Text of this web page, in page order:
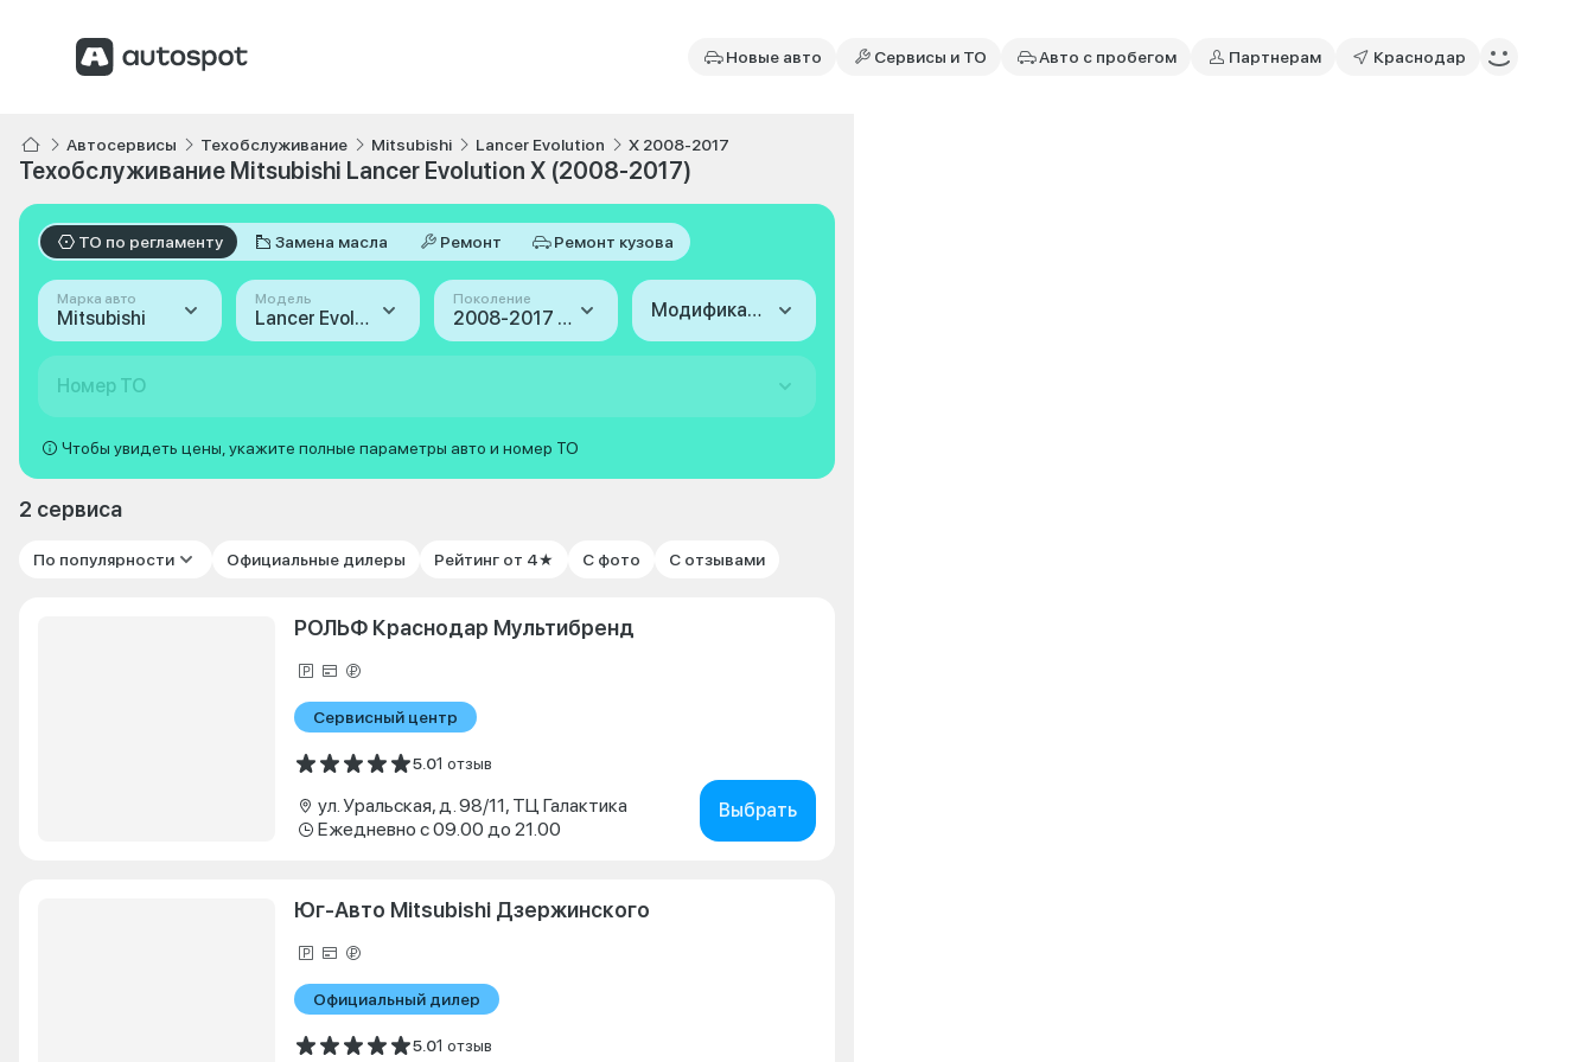
Новые авто Сервисы и ТО Авто с пробегом Партнерам Краснодар
Автосервисы Техобслуживание Mitsubishi Lancer Evolution X 2008-2017
Техобслуживание Mitsubishi Lancer Evolution X (2008-2017)
ТО по регламенту Замена масла Ремонт Ремонт кузова
Марка авто
Mitsubishi
Модель
Lancer Evolution
Поколение
2008-2017 (X) Модификация
Номер ТО
Чтобы увидеть цены, укажите полные параметры авто и номер ТО
2 сервиса
По популярности Официальные дилеры Рейтинг от 4★ С фото С отзывами
РОЛЬФ Краснодар Мультибренд
Сервисный центр
5.01 отзыв
ул. Уральская, д. 98/11, ТЦ Галактика
Ежедневно с 09.00 до 21.00
Выбрать
Юг-Авто Mitsubishi Дзержинского
Официальный дилер
5.01 отзыв